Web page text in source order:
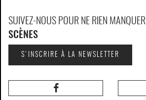
SUIVEZ-NOUS POUR NE RIEN
SCÈNES
S'INSCRIRE À LA NEWSLETTER